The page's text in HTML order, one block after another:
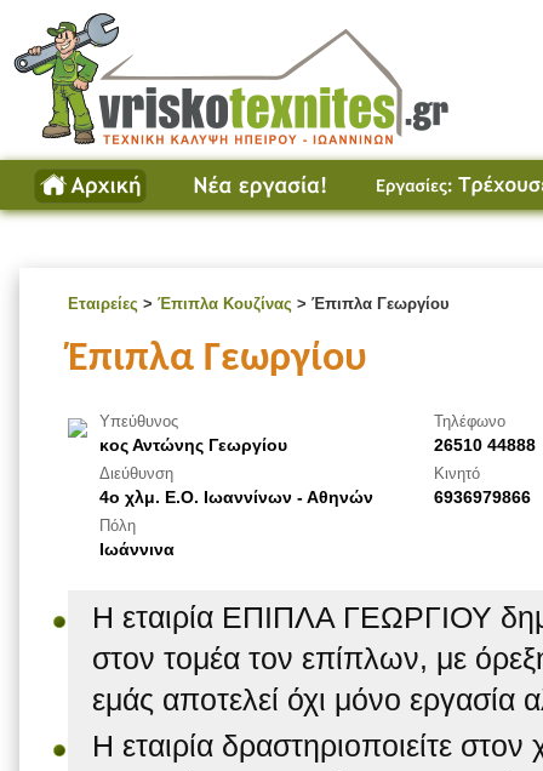
Εταιρείες > Έπιπλα Κουζίνας > Έπιπλα Γεωργίου
Έπιπλα Γεωργίου
Υπεύθυνος
κος Αντώνης Γεωργίου
Διεύθυνση
4ο χλμ. Ε.Ο. Ιωαννίνων - Αθηνών
Πόλη
Ιωάννινα
Τηλέφωνο
26510 44888
Κινητό
6936979866
Η εταιρία ΕΠΙΠΛΑ ΓΕΩΡΓΙΟΥ
στον τομέα τον επίπλων, με
εμάς αποτελεί όχι μόνο εργασία
Η εταιρία δραστηριοποιείτε